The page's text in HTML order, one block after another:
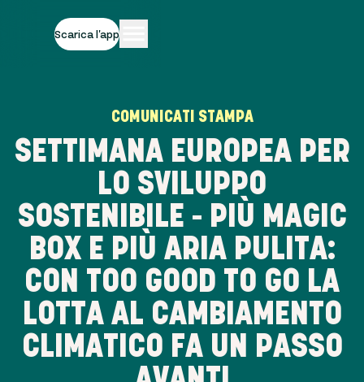
Scarica l'app
COMUNICATI STAMPA
SETTIMANA EUROPEA PER
LO SVILUPPO
SOSTENIBILE - PIÙ MAGIC
BOX E PIÙ ARIA PULITA:
CON TOO GOOD TO GO LA
LOTTA AL CAMBIAMENTO
CLIMATICO FA UN PASSO